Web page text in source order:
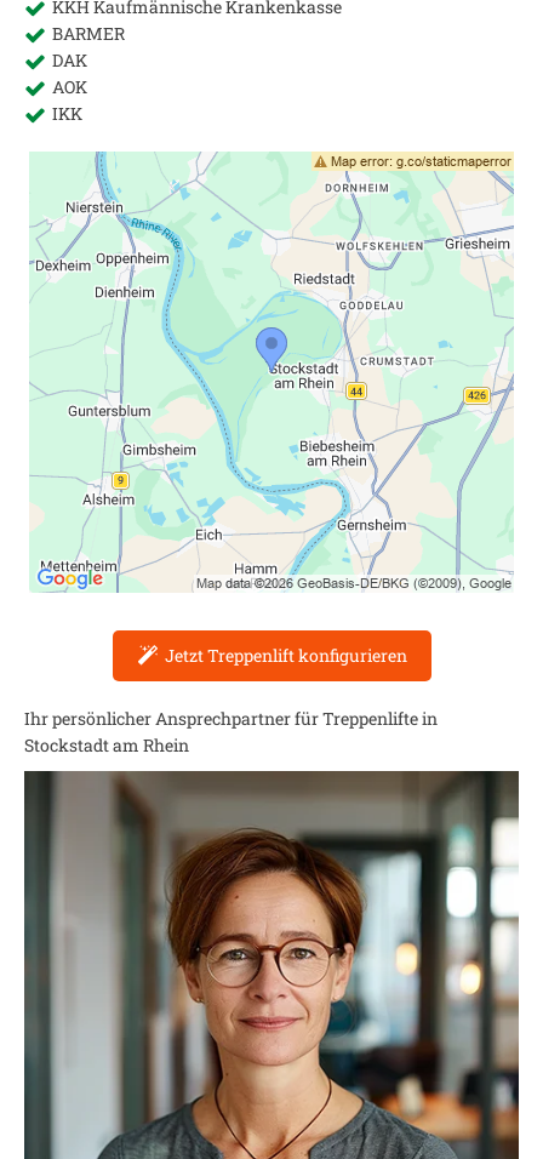
KKH Kaufmännische Krankenkasse
BARMER
DAK
AOK
IKK
Jetzt Treppenlift konfigurieren
Ihr persönlicher Ansprechpartner für Treppenlifte in
Stockstadt am Rhein